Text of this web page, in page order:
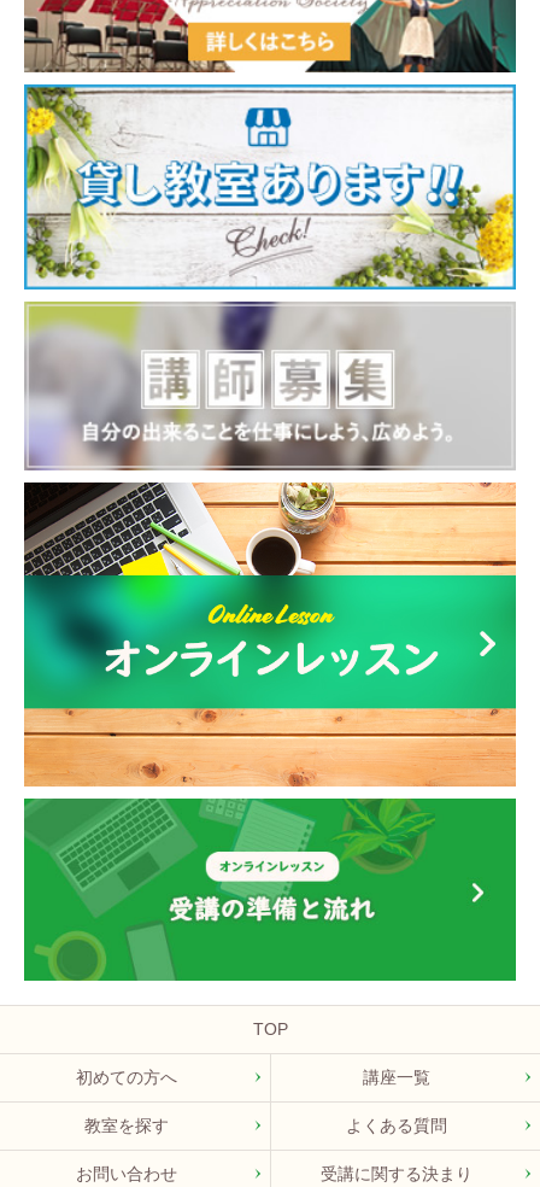
TOP
初めての方へ 講座一覧
教室を探す よくある質問
お問い合わせ 受講に関する決まり